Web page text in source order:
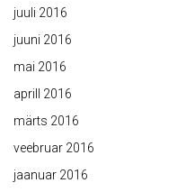
juuli 2016
juuni 2016
mai 2016
aprill 2016
märts 2016
veebruar 2016
jaanuar 2016